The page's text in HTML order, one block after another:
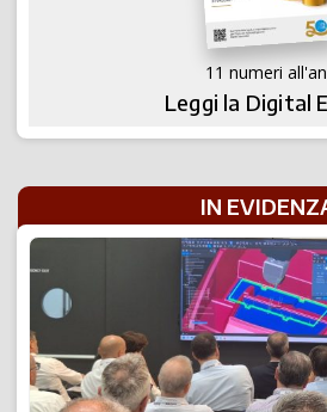
11 numeri
Leggi la Digital
IN